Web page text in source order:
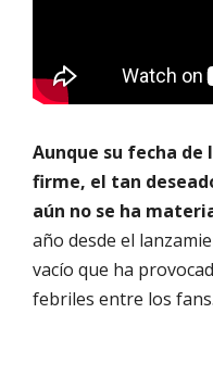
Aunque su fecha
firme, el tan
aún no se ha
año desde el
vacío que ha
febriles entre los fans.